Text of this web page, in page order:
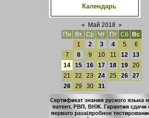
Календарь
« Май 2018 »
Пн
Вт Ср Чт Пт Сб
Вс
1
2 3 4 5
6
7
8 9 10 11 12
13
14
15 16 17 18 19
20
21
22 23 24 25 26
27
28
29 30 31